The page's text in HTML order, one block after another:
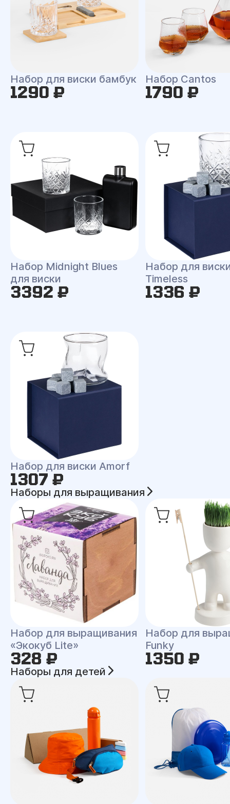
Набор для виски бамбук
1290 ₽
Набор Cantos
1790 ₽
Набор Midnight Blues
для виски
3392 ₽
Набор для
Timeless
1336 ₽
Набор для виски Amorf
1307 ₽
Наборы для выращивания
Набор для выращивания
«Экокуб Lite»
328 ₽
Набор для
Funky
1350 ₽
Наборы для детей